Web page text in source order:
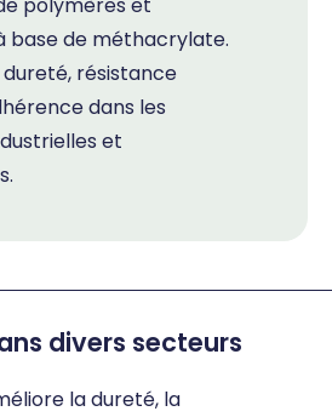
base de méthacrylate.
résistance
dans les
et
divers secteurs
la dureté, la